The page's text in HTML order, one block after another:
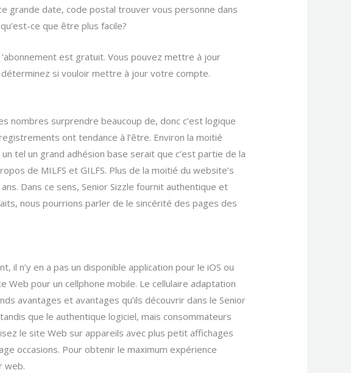
grande date, code postal trouver vous personne dans
ce que être plus facile?
est gratuit. Vous pouvez mettre à jour
si vouloir mettre à jour votre compte.
nombres surprendre beaucoup de, donc c’est logique
ont tendance à l’être. Environ la moitié
tel un grand adhésion base serait que c’est partie de la
de MILFS et GILFS. Plus de la moitié du website’s
Dans ce sens, Senior Sizzle fournit authentique et
nous pourrions parler de le sincérité des pages des
il n’y en a pas un disponible application pour le iOS ou
Web pour un cellphone mobile. Le cellulaire adaptation
avantages et avantages qu’ils découvrir dans le Senior
que le authentique logiciel, mais consommateurs
le site Web sur appareils avec plus petit affichages
occasions. Pour obtenir le maximum expérience
web.